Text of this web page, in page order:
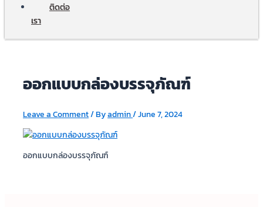
ติดต่อ
เรา
ออกแบบกล่องบรรจุภัณฑ์
Leave a Comment/ Byadmin/June 7, 2024
ออกแบบกล่องบรรจุภัณฑ์